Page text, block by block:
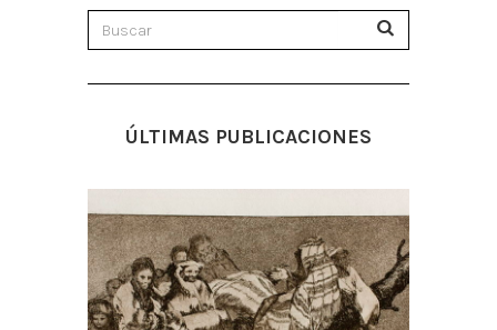
ÚLTIMAS PUBLICACIONES